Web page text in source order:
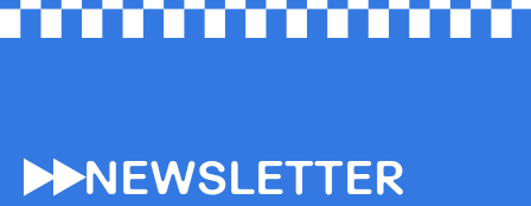
55NEWSLETTER